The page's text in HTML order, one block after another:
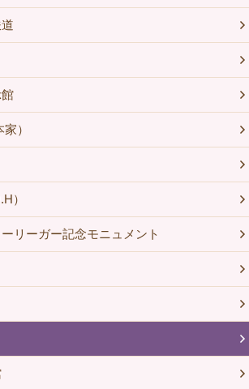
）
）
リーガー記念モニュメント